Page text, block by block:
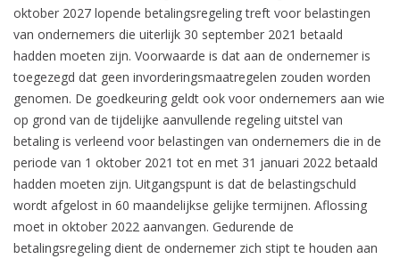
oktober 2027 lopende betalingsregeling treft voor belastingen
van ondernemers die uiterlijk 30 september 2021 betaald
hadden moeten zijn. Voorwaarde is dat aan de ondernemer is
toegezegd dat geen invorderingsmaatregelen zouden worden
genomen. De goedkeuring geldt ook voor ondernemers aan wie
op grond van de tijdelijke aanvullende regeling uitstel van
betaling is verleend voor belastingen van ondernemers die in de
periode van 1 oktober 2021 tot en met 31 januari 2022 betaald
hadden moeten zijn. Uitgangspunt is dat de belastingschuld
wordt afgelost in 60 maandelijkse gelijke termijnen. Aflossing
moet in oktober 2022 aanvangen. Gedurende de
betalingsregeling dient de ondernemer zich stipt te houden aan